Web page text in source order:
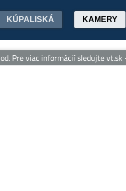
KÚPALISKÁ KAMERY
viac informácií sledujte vt.sk